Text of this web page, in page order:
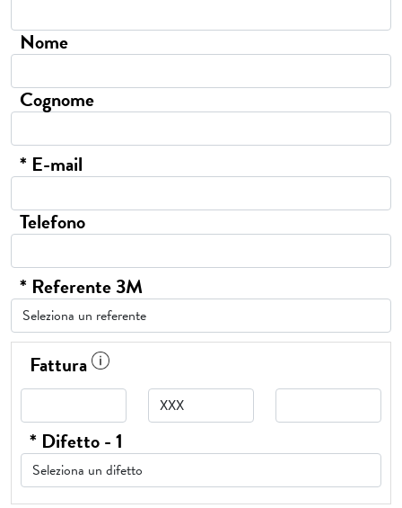
Nome
Cognome
* E-mail
Telefono
* Referente 3M
Fattura
* Difetto - 1